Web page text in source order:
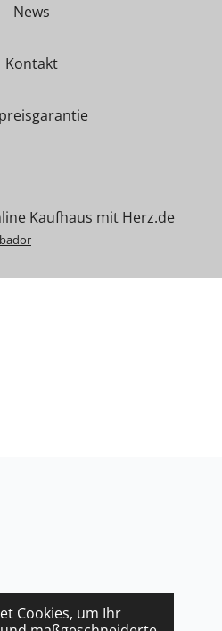
Cookies, um Ihr
News
Kontakt
Kaufhaus mit Herz.de